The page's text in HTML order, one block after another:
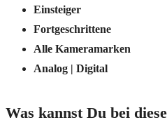
Einsteiger
Fortgeschrittene
Alle Kameramarken
Analog | Digital
Was kannst Du bei